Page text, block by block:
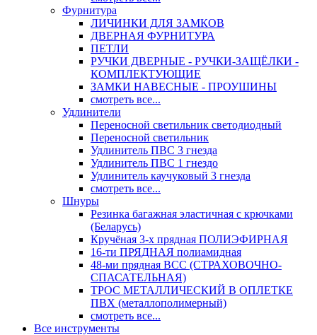
Фурнитура
ЛИЧИНКИ ДЛЯ ЗАМКОВ
ДВЕРНАЯ ФУРНИТУРА
ПЕТЛИ
РУЧКИ ДВЕРНЫЕ - РУЧКИ-ЗАЩЁЛКИ -
КОМПЛЕКТУЮЩИЕ
ЗАМКИ НАВЕСНЫЕ - ПРОУШИНЫ
смотреть все...
Удлинители
Переносной светильник светодиодный
Переносной светильник
Удлинитель ПВС 3 гнезда
Удлинитель ПВС 1 гнездо
Удлинитель каучуковый 3 гнезда
смотреть все...
Шнуры
Резинка багажная эластичная с крючками
(Беларусь)
Кручёная 3-х прядная ПОЛИЭФИРНАЯ
16-ти ПРЯДНАЯ полиамидная
48-ми прядная ВСС (СТРАХОВОЧНО-
СПАСАТЕЛЬНАЯ)
ТРОС МЕТАЛЛИЧЕСКИЙ В ОПЛЕТКЕ
ПВХ (металлополимерный)
смотреть все...
Все инструменты